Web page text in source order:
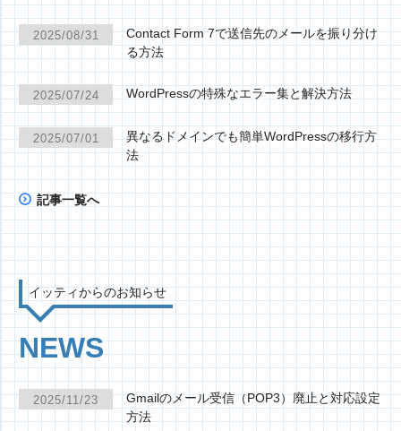
2025/08/31
Contact Form 7で送信先のメールを振り分け
る方法
2025/07/24 WordPressの特殊なエラー集と解決方法
2025/07/01
異なるドメインでも簡単WordPressの移行方
法
記事一覧へ
イッティからのお知らせ
NEWS
2025/11/23
Gmailのメール受信（POP3）廃止と対応設定
方法